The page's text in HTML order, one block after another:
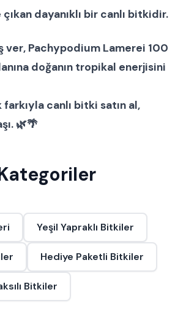
dayanıklı bir canlı bitkidir.
ver, Pachypodium Lamerei 100
doğanın tropikal enerjisini
canlı bitki satın al,
🌿🌴
Yeşil Yapraklı Bitkiler
Hediye Paketli Bitkiler
Bitkiler